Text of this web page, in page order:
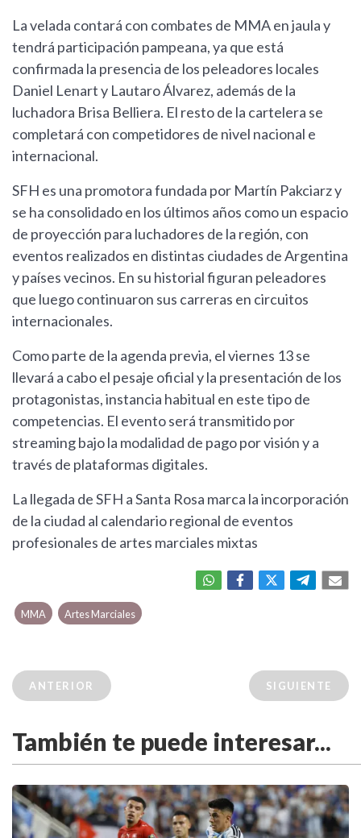
La velada contará con combates de MMA en jaula y
tendrá participación pampeana, ya que está
confirmada la presencia de los peleadores locales
Daniel Lenart y Lautaro Álvarez, además de la
luchadora Brisa Belliera. El resto de la cartelera se
completará con competidores de nivel nacional e
internacional.
SFH es una promotora fundada por Martín Pakciarz y
se ha consolidado en los últimos años como un espacio
de proyección para luchadores de la región, con
eventos realizados en distintas ciudades de Argentina
y países vecinos. En su historial figuran peleadores
que luego continuaron sus carreras en circuitos
internacionales.
Como parte de la agenda previa, el viernes 13 se
llevará a cabo el pesaje oficial y la presentación de los
protagonistas, instancia habitual en este tipo de
competencias. El evento será transmitido por
streaming bajo la modalidad de pago por visión y a
través de plataformas digitales.
La llegada de SFH a Santa Rosa marca la incorporación
de la ciudad al calendario regional de eventos
profesionales de artes marciales mixtas
MMA Artes Marciales
ANTERIOR SIGUIENTE
También te puede interesar...